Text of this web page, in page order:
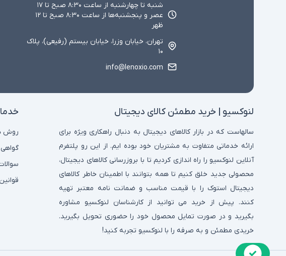
شنبه تا چهارشنبه از ساعت ۸:۳۰ صبح تا ۱۷
عصر و پنجشنبه‌ها از ساعت ۸:۳۰ صبح تا ۱۲
ظهر
تهران، خیابان وزرا، خیابان بیستم (رفیعی)، پلاک
۱۰
info@lenoxio.com
لنوکسیو | خرید مطمئن کالای دیجیتال
سالهاست که در بازار کالاهای دیجیتال به دنبال راهکاری ویژه برای
ارائه خدماتی متفاوت به مشتریان خود بوده ایم. از این رو پلتفرم
آنلاین لنوکسیو را راه اندازی کردیم تا با بروزرسانی کالاهای دیجیتال،
محصولی جدید خلق کنیم تا همه بتوانند با اطمینان خاطر کالاهای
دیجیتال استوک را با قیمت مناسب و ضمانت نامه معتبر تهیه
کنند. پیش از خرید می توانید از کارشناسان لنوکسیو مشاوره
بگیرید و در صورت تمایل محصول خود را حضوری تحویل بگیرید.
خریدی مطمئن و به صرفه را با لنوکسیو تجربه کنید!
روش